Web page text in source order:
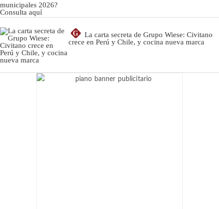
G
La carta secreta de Grupo Wiese: Civitano
crece en Perú y Chile, y cocina nueva marca